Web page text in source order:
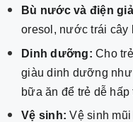
Bù nước và điện
oresol, nước trái cây
Dinh dưỡng: Cho
giàu dinh dưỡng
bữa ăn để trẻ dễ hấp
Vệ sinh: Vệ sinh